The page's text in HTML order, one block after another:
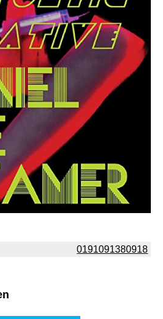
0191091380918